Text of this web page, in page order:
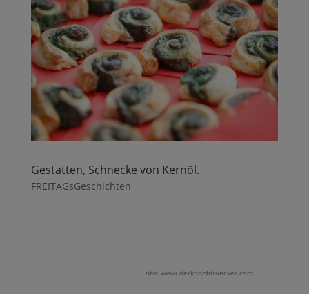
Gestatten, Schnecke von Kernöl.
FREITAGsGeschichten
Foto: www.derknopfdruecker.com